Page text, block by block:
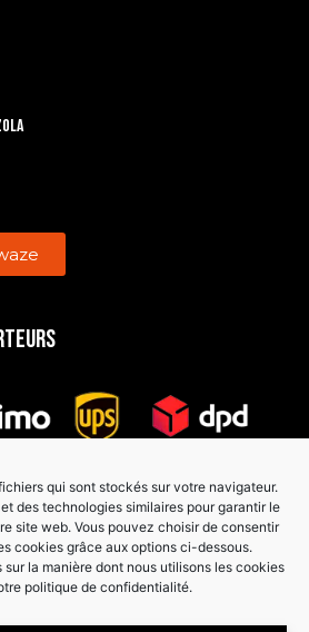
qui sont stockés sur votre navigateur.
des technologies similaires pour garantir le
site web. Vous pouvez choisir de consentir
cookies grâce aux options ci-dessous.
la manière dont nous utilisons les cookies
politique de confidentialité.